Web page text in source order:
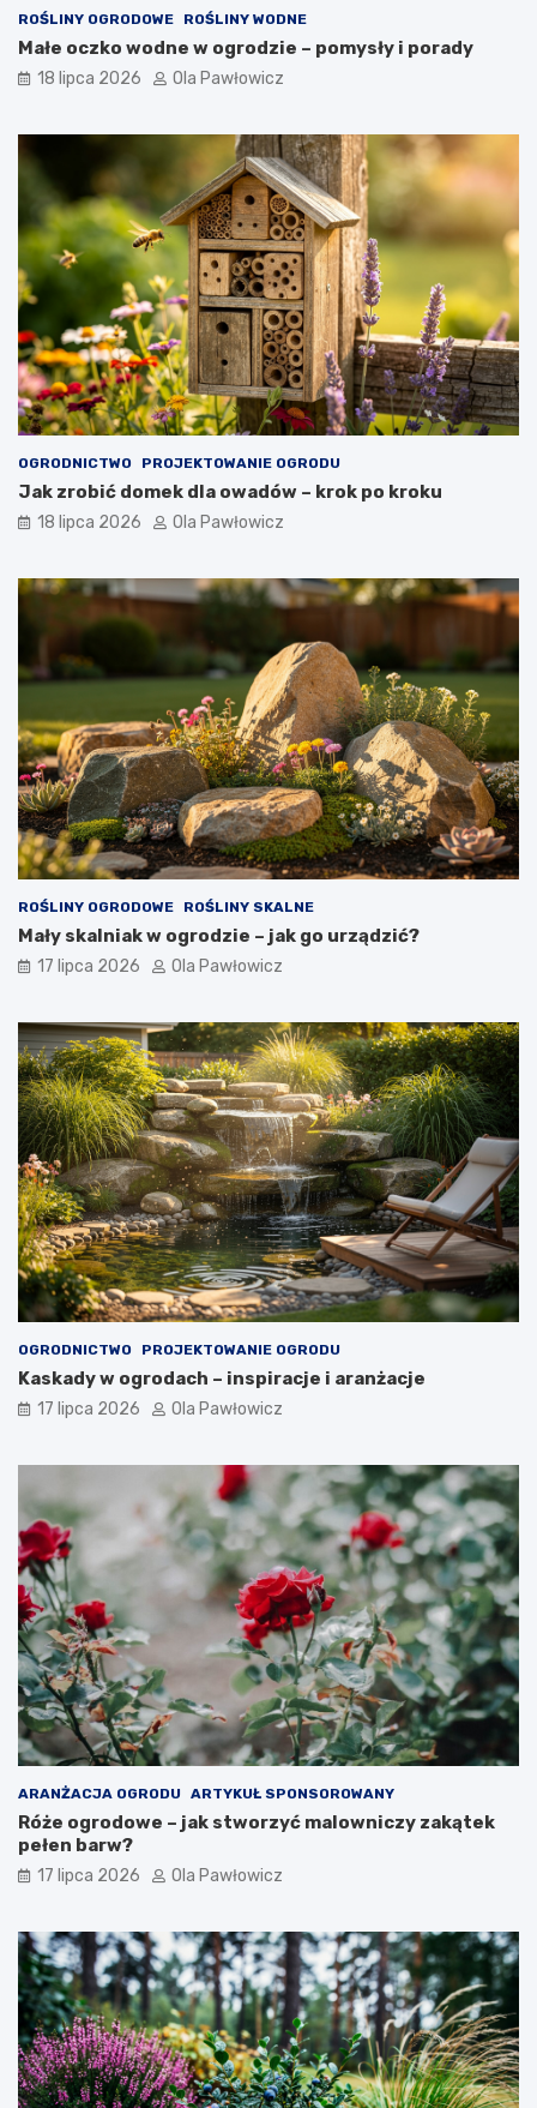
ROŚLINY OGRODOWE ROŚLINY WODNE
Małe oczko wodne w ogrodzie – pomysły i porady
18 lipca 2026 Ola Pawłowicz
OGRODNICTWO PROJEKTOWANIE OGRODU
Jak zrobić domek dla owadów – krok po kroku
18 lipca 2026 Ola Pawłowicz
ROŚLINY OGRODOWE ROŚLINY SKALNE
Mały skalniak w ogrodzie – jak go urządzić?
17 lipca 2026 Ola Pawłowicz
OGRODNICTWO PROJEKTOWANIE OGRODU
Kaskady w ogrodach – inspiracje i aranżacje
17 lipca 2026 Ola Pawłowicz
ARANŻACJA OGRODU ARTYKUŁ SPONSOROWANY
Róże ogrodowe – jak stworzyć malowniczy zakątek
pełen barw?
17 lipca 2026 Ola Pawłowicz